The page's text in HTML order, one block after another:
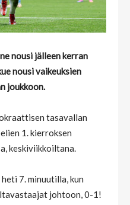
nousi jälleen kerran
nousi vaikeuksien
joukkoon.
tasavallan
1. kierroksen
keskiviikkoiltana.
7. minuutilla, kun
johtoon, 0-1!